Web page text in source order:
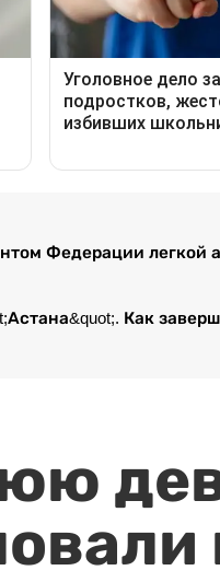
Федерации легкой
Как